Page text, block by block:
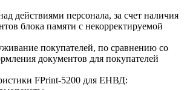
действиями персонала, за счет наличия
блока памяти с некорректируемой
покупателей, по сравнению со
документов для покупателей
FPrint-5200 для ЕНВД: